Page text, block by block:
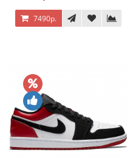
7490р.